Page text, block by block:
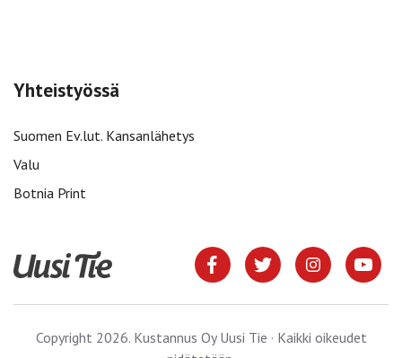
Yhteistyössä
Suomen Ev.lut. Kansanlähetys
Valu
Botnia Print
Copyright 2026. Kustannus Oy Uusi Tie · Kaikki oikeudet